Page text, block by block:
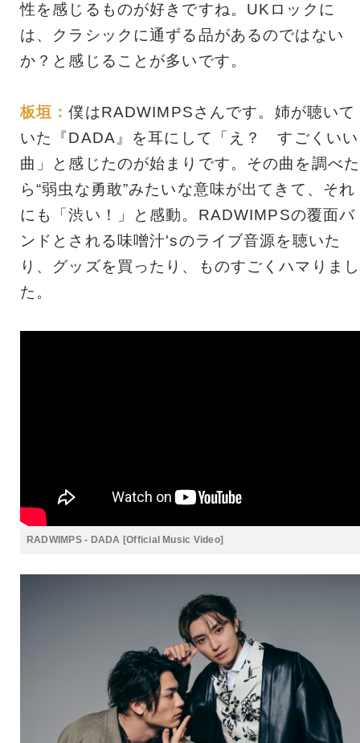
性を感じるものが好きですね。UKロックに
は、クラシックに通ずる品があるのではない
か？と感じることが多いです。
板垣：僕はRADWIMPSさんです。姉が聴いて
いた『DADA』を耳にして「え？ すごくいい
曲」と感じたのが始まりです。その曲を調べた
ら“弱虫な勇敢”みたいな意味が出てきて、それ
にも「渋い！」と感動。RADWIMPSの覆面バ
ンドとされる味噌汁'sのライブ音源を聴いた
り、グッズを買ったり、ものすごくハマりまし
た。
RADWIMPS - DADA [Official Music Video]